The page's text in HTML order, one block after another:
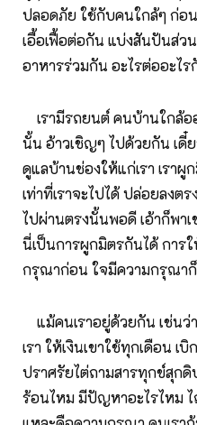
ปลอดภัย ใช้กับคนใกล้ๆ ก่อน
เอื้อเฟื้อต่อกัน แบ่งสันปันส่ว
อาหารร่วมกัน อะไรต่ออะไ
เรามีรถยนต์ คนบ้านใกล้อ
นั้น อ้าวเชิญๆ ไปด้วยกัน เดี๋
ดูแลบ้านช่องให้แก่เรา เราผู
เท่าที่เราจะไปได้ ปล่อยลงต
ไปผ่านตรงนั้นพอดี เอ้าก็พาเ
นี่เป็นการผูกมิตรกันได้ การ
กรุณาก่อน ใจมีความกรุณา
แม้คนเราอยู่ด้วยกัน เช่นว่
เรา ให้เงินเขาใช้ทุกเดือน
ปราศรัยไต่ถามสารทุกข์สุกดิ
ร้อนไหม มีปัญหาอะไรไหม ไ